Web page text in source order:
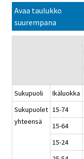
Avaa taulukko
suurempana
Sukupuoli
Ikäluokka
Sukupuolet
yhteensä
15-74
15-64
15-24